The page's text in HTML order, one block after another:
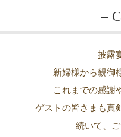
–
披露
新婦様から親御
これまでの感謝
ゲストの皆さまも真
続いて、